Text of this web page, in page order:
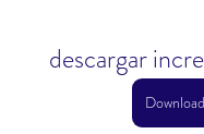
descargar
Download